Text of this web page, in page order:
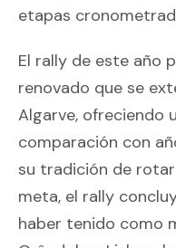
etapas
El rally de este año
renovado que se
Algarve, ofreciendo
comparación con
su tradición de
meta, el rally
haber tenido como